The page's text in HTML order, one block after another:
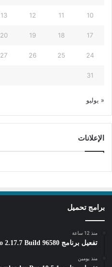
10
11
12
13
17
18
19
20
24
25
26
27
31
« يوليو
الإعلانات
برامج تحميل
منذ 12 ساعة
تفعيل برنامج Ant Download Manager Pro 2.17.7 Build 96580
منذ يومين